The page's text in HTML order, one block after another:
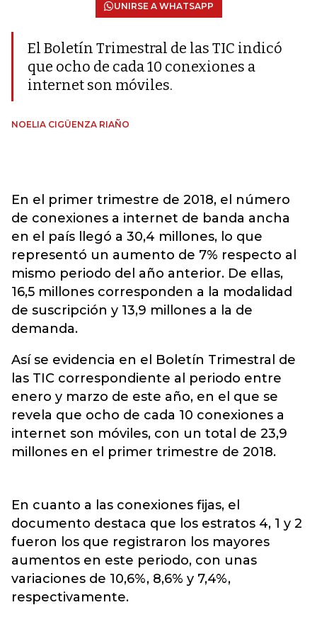
UNIRSE A WHATSAPP
El Boletín Trimestral de las TIC indicó
que ocho de cada 10 conexiones a
internet son móviles.
NOELIA CIGÜENZA RIAÑO
En el primer trimestre de 2018, el número
de conexiones a internet de banda ancha
en el país llegó a 30,4 millones, lo que
representó un aumento de 7% respecto al
mismo periodo del año anterior. De ellas,
16,5 millones corresponden a la modalidad
de suscripción y 13,9 millones a la de
demanda.
Así se evidencia en el Boletín Trimestral de
las TIC correspondiente al periodo entre
enero y marzo de este año, en el que se
revela que ocho de cada 10 conexiones a
internet son móviles, con un total de 23,9
millones en el primer trimestre de 2018.
En cuanto a las conexiones fijas, el
documento destaca que los estratos 4, 1 y 2
fueron los que registraron los mayores
aumentos en este periodo, con unas
variaciones de 10,6%, 8,6% y 7,4%,
respectivamente.